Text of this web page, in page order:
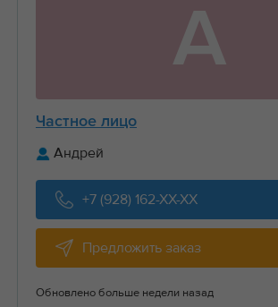
А
Частное лицо
Андрей
+7 (928) 162-XX-XX
Предложить заказ
Обновлено больше недели назад